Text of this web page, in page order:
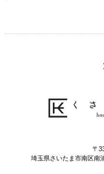
〒
埼玉県さいたま市南区南